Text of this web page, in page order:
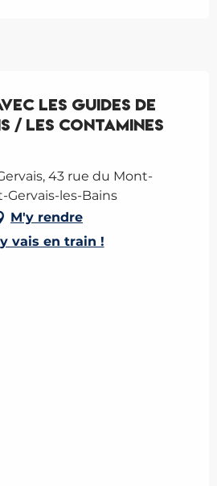
les Guides de
/ Les Contamines
43 rue du Mont-
Gervais-les-Bains
M'y rendre
vais en train !